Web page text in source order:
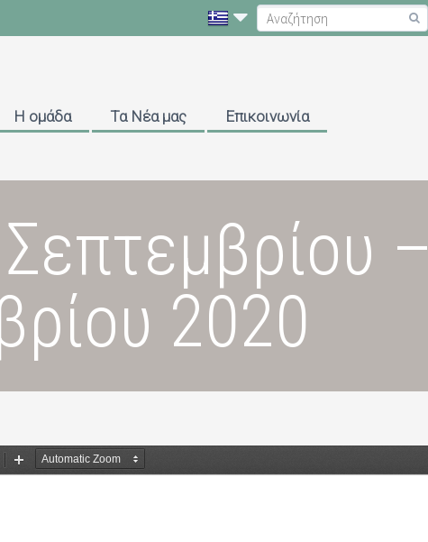
Η ομάδα Τα Νέα μας Επικοινωνία
–
2020